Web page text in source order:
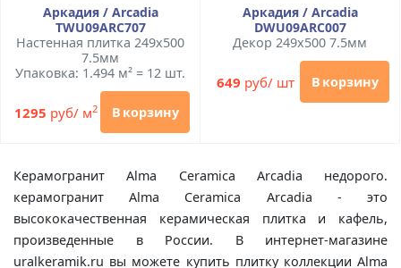
Аркадия / Arcadia
TWU09ARC707
Настенная плитка 249x500
7.5мм
Упаковка: 1.494 м² = 12 шт.
1295 руб/ м2 В корзину
Аркадия / Arcadia
DWU09ARC007
Декор 249x500 7.5мм
649 руб/ шт В корзину
Керамогранит Alma Ceramica Arcadia недорого.
керамогранит Alma Ceramica Arcadia - это
высококачественная керамическая плитка и кафель,
произведенные в России. В интернет-магазине
uralkeramik.ru вы можете купить плитку коллекции Alma